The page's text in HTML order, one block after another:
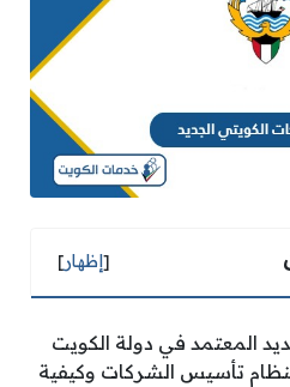
[إظهار]
المعتمد في دولة الكويت
تأسيس الشركات وكيفية